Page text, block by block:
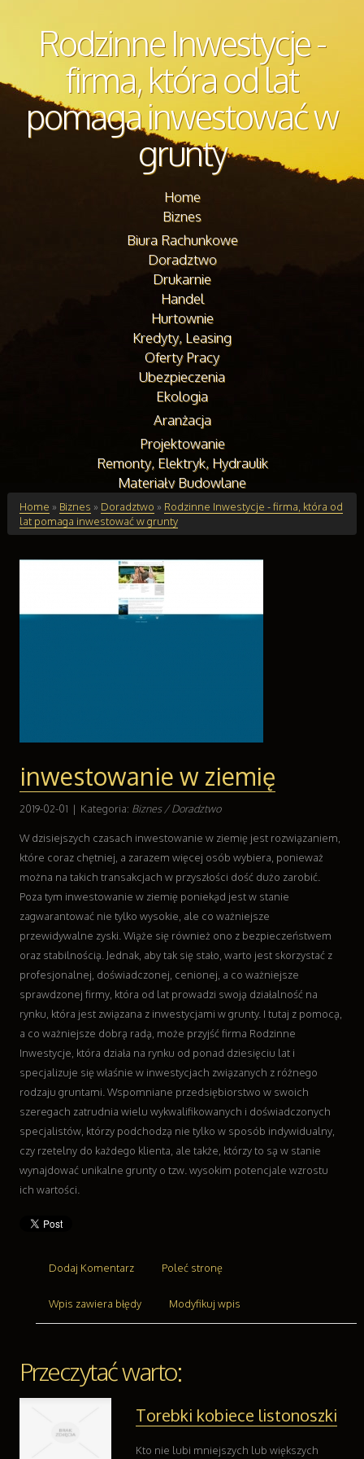
Rodzinne Inwestycje -
firma, która od lat
pomaga inwestować w
grunty
Home
Biznes
Biura Rachunkowe
Doradztwo
Drukarnie
Handel
Hurtownie
Kredyty, Leasing
Oferty Pracy
Ubezpieczenia
Ekologia
Aranżacja
Projektowanie
Remonty, Elektryk, Hydraulik
Materiały Budowlane
Budynki
Drzwi i Okna
Nieruchomości, Działki
Domy, Mieszkania
Edukacja
Dla Dzieci
Wyposażenie Łazienki
Odzież
Sport
Elektronika, RTV, AGD
Art. Dla Zwierząt
Ogród, Rośliny
Chemia
Art. Spożywcze
Materiały Eksploatacyjne
Inne Sklepy
Sprzęt
Maszyny
Narzędzia
Przemysł Metalowy
Transport
Transport
Części Samochodowe
Agencje Reklamowe
Inne Agencje
Hobby
Zajęcia Sportowe i Rekreacyjne
Branże
Informatyczne
Home » Biznes » Doradztwo » Rodzinne Inwestycje - firma, która od
lat pomaga inwestować w grunty
inwestowanie w ziemię
2019-02-01 | Kategoria: Biznes / Doradztwo
W dzisiejszych czasach inwestowanie w ziemię jest rozwiązaniem,
które coraz chętniej, a zarazem więcej osób wybiera, ponieważ
można na takich transakcjach w przyszłości dość dużo zarobić.
Poza tym inwestowanie w ziemię poniekąd jest w stanie
zagwarantować nie tylko wysokie, ale co ważniejsze
przewidywalne zyski. Wiąże się również ono z bezpieczeństwem
oraz stabilnością. Jednak, aby tak się stało, warto jest skorzystać z
profesjonalnej, doświadczonej, cenionej, a co ważniejsze
sprawdzonej firmy, która od lat prowadzi swoją działalność na
rynku, która jest związana z inwestycjami w grunty. I tutaj z pomocą,
a co ważniejsze dobrą radą, może przyjść firma Rodzinne
Inwestycje, która działa na rynku od ponad dziesięciu lat i
specjalizuje się właśnie w inwestycjach związanych z różnego
rodzaju gruntami. Wspomniane przedsiębiorstwo w swoich
szeregach zatrudnia wielu wykwalifikowanych i doświadczonych
specjalistów, którzy podchodzą nie tylko w sposób indywidualny,
czy rzetelny do każdego klienta, ale także, którzy to są w stanie
wynajdować unikalne grunty o tzw. wysokim potencjale wzrostu
ich wartości.
Dodaj Komentarz Poleć stronę
Wpis zawiera błędy Modyfikuj wpis
Przeczytać warto:
Torebki kobiece listonoszki
Kto nie lubi mniejszych lub większych